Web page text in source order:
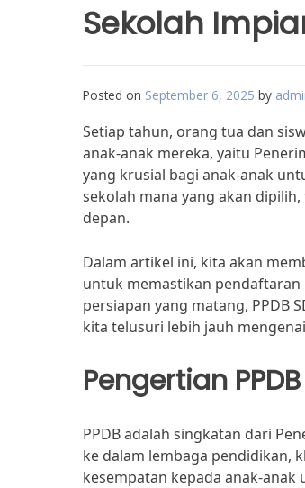
Sekolah
Posted on September 6, 2025 by
Setiap tahun, orang tua dan
anak-anak mereka, yaitu
yang krusial bagi anak-anak
sekolah mana yang akan
depan.
Dalam artikel ini, kita akan
untuk memastikan pendaftaran
persiapan yang matang, PPDB
kita telusuri lebih jauh
Pengertian PPDB
PPDB adalah singkatan dari
ke dalam lembaga pendidikan,
kesempatan kepada anak-